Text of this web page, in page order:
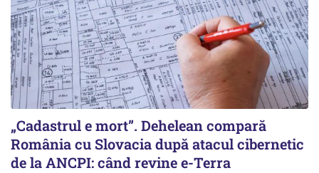
„Cadastrul e mort”. Dehelean compară
România cu Slovacia după atacul cibernetic
de la ANCPI: când revine e-Terra